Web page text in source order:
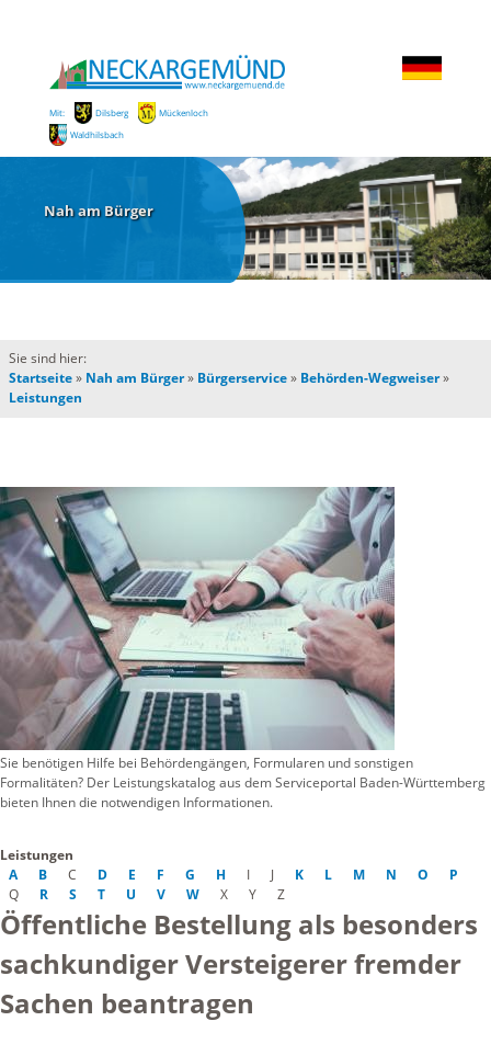
Mit: Dilsberg
Mückenloch
Waldhilsbach
Nah am Bürger
Sie sind hier:
Startseite» Nah am Bürger» Bürgerservice» Behörden-Wegweiser»
Leistungen
Sie benötigen Hilfe bei Behördengängen, Formularen und sonstigen
Formalitäten? Der Leistungskatalog aus dem Serviceportal Baden-Württemberg
bieten Ihnen die notwendigen Informationen.
Leistungen
A
B C D E F G H I J K L M N O
P
Q
R S T U V W X Y Z
Öffentliche Bestellung als besonders
sachkundiger Versteigerer fremder
Sachen beantragen